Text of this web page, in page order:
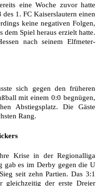
eine Woche zuvor hatte
1. FC Kaiserslautern einen
keine negativen Folgen,
dem Spiel heraus erzielt hatte.
nach seinem Elfmeter-
sich gegen den früheren
mit einem 0:0 begnügen,
Abstiegsplatz. Die Gäste
Rang.
Krise in der Regionalliga
gab es im Derby gegen die U
seit zehn Partien. Das 3:1
gleichzeitig der erste Dreier